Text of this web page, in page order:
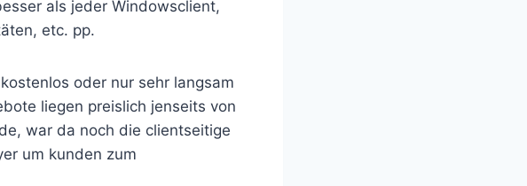
als jeder Windowsclient,
etc. pp.
oder nur sehr langsam
liegen preislich jenseits von
war da noch die clientseitige
um kunden zum